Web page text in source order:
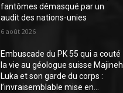
fantômes démasqué par un
audit des nations-unies
6 août 2026
Embuscade du PK 55 qui a couté
la vie au géologue suisse Majineh
Luka et son garde du corps :
l’invraisemblable mise en...